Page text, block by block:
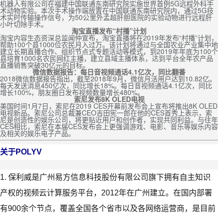
机器人有限公司在福建中国联通东南研究院实施世界首例5G远程外科手
术动物实验。本次手术操作端放置在中国联通东南研究院内，通过5G技
术实时传输操作信号，为50公里外孟超肝胆医院的实验动物进行远程肝
小叶切除手术。
淘宝直播发布“村播”计划
淘宝内容生态资深总监闻仲宣布，淘宝直播将在2019年发布“村播”计划，
帮助100个县1000位农民月入过万。该计划将通过与全国农业产业集中地
建立长期直播合作、组织节点式专题活动等模式，到2019年年底为100个
县培育1000名农民网红主播，建立县域主播体系，达到平台全年农产品
直播销售突破30亿元的目标。
微信数据报告：每日音视频通话4.1亿次，同比翻番
2018微信数据报告指出，截至2018年9月，微信月活用户达到10.82亿。
每天发送消息450亿次，同比增长18%。每日音视频通话4.1亿次，同比
增长100%，朋友圈日发布视频数量增长480%。
索尼发布8K OLED电视
美国时间1月7日，索尼在2019 CES开幕前发布会上宣布将推出8K OLED
电视新品。索尼公司总裁兼CEO吉田宪一郎在他的CES首秀上表示，索
尼是创造性的娱乐公司，将更贴近用户和创作者，实现共同利益。与往年
CES相比，索尼在本届CES发布会上更强调游戏、电影、音乐等娱乐内容
及相关的娱乐电子产品。
关于POLYV
1. 保利威是广州易方信息科技股份有限公司旗下拥有自主知识
产权的视频云计算服务平台，2012年在广州建立。在国内部署
有900余个节点，覆盖全国各个省市以及各网络运营商，是目前